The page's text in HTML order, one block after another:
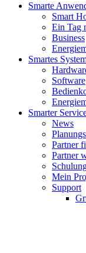
Smarte
Smart
Ein Tag
Business
Smartes
Software
Smarter
News
Partner
Partner
Mein
Support